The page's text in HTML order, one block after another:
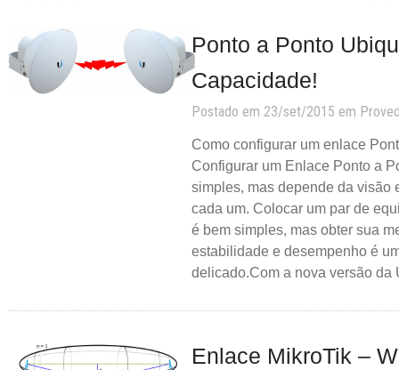
Ponto a Ponto
Capacidade!
Postado em 23/set/2015 em
Como configurar um enlace
Configurar um Enlace Ponto a
simples, mas depende da visão
cada um. Colocar um par de
é bem simples, mas obter sua
estabilidade e desempenho é
delicado.Com a nova versão
Enlace MikroTik –